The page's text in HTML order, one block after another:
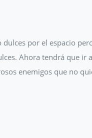
por el espacio
Ahora tendrá que ir
enemigos que no